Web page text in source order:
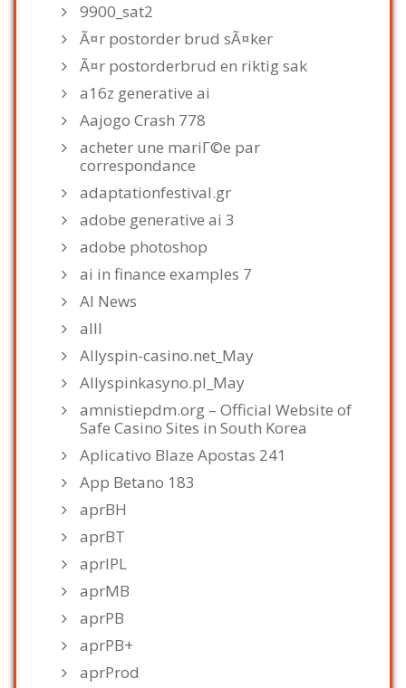
9900_sat2
Ã¤r postorder brud sÃ¤ker
Ã¤r postorderbrud en riktig sak
a16z generative ai
Aajogo Crash 778
acheter une mariГ©e par
correspondance
adaptationfestival.gr
adobe generative ai 3
adobe photoshop
ai in finance examples 7
AI News
alll
Allyspin-casino.net_May
Allyspinkasyno.pl_May
amnistiepdm.org – Official Website of
Safe Casino Sites in South Korea
Aplicativo Blaze Apostas 241
App Betano 183
aprBH
aprBT
aprIPL
aprMB
aprPB
aprPB+
aprProd